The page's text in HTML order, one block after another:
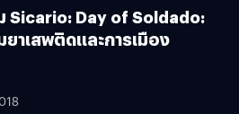
Sicario: Day of Soldado:
าเสพติดและการเมือง